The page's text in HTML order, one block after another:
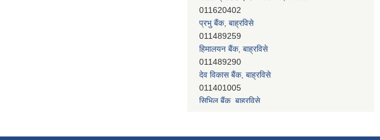
प्रभु बैंक, बाह्रविसे
011489259
हिमालयन बैंक, बाह्रविसे
011489290
देव विकास बैंक, बाह्रविसे
011401005
सिभिल बैंक, बाह्रविसे
011489283